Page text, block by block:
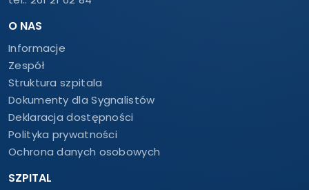
O NAS
Informacje
Zespół
Struktura szpitala
Dokumenty dla Sygnalistów
Deklaracja dostępności
Polityka prywatności
Ochrona danych osobowych
SZPITAL